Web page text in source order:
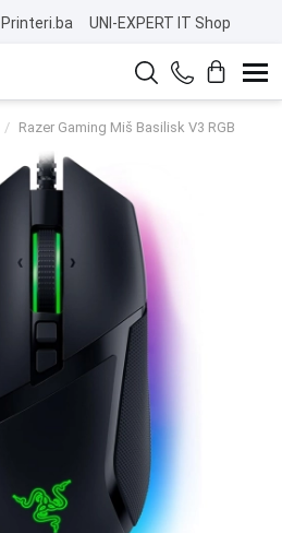
Printeri.ba UNI-EXPERT IT Shop
Razer Gaming Miš Basilisk V3 RGB